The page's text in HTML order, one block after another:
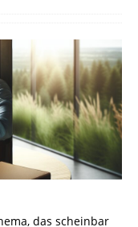
das scheinbar